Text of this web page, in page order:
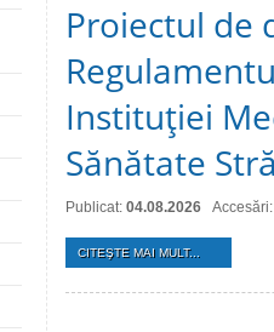
Proiectul de
Instituţiei
Sănătate
Publicat: 04.08.2026
CITEŞTE MAI MULT...